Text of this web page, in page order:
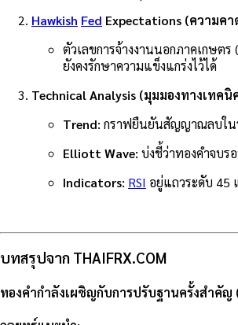
Hawkish Fed Expectations (ความคา
ตัวเลขการจ้างงานนอกภาคเกษตร (
ยังคงรักษาความแข็งแกร่งไว้ได้
Technical Analysis (มุมมองทางเทคนิ
Trend: กราฟยืนยันสัญญาณลบในร
Elliott Wave: บ่งชี้ว่าทองคำจบร
Indicators: RSI อยู่แถวระดับ 45
บทสรุปจาก THAIFRX.COM
ทองคำกำลังเผชิญกับการปรับฐานครั้งสำคั